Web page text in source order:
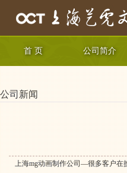
首 页 公司简介
公司新闻
上海mg动画制作公司—很多客户在